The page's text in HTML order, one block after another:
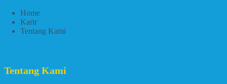
Home
Karir
Tentang Kami
Tentang Kami